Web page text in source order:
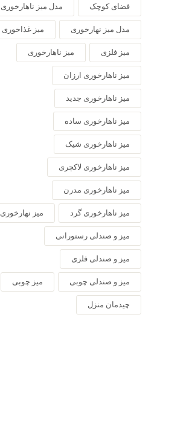
فضای کوچک مدل میز ناهارخوری
مدل میز نهارخوری میز غذاخوری
میز فلزی میز ناهارخوری
میز ناهارخوری ارزان
میز ناهارخوری جدید
میز ناهارخوری ساده
میز ناهارخوری شیک
میز ناهارخوری لاکچری
میز ناهارخوری مدرن
میز ناهارخوری گرد میز نهارخوری
میز و صندلی رستورانی
میز و صندلی فلزی
میز و صندلی چوبی میز چوبی
چیدمان منزل